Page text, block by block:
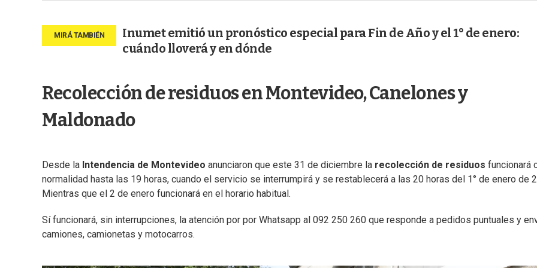
Inumet emitió un pronóstico especial para Fin de Año y el 1° de enero:
cuándo lloverá y en dónde
Recolección de residuos en Montevideo, Canelones y
Maldonado
Desde la Intendencia de Montevideo anunciaron que este 31 de diciembre la recolección de residuos funcionará
normalidad hasta las 19 horas, cuando el servicio se interrumpirá y se restablecerá a las 20 horas del 1° de enero de
Mientras que el 2 de enero funcionará en el horario habitual.
Sí funcionará, sin interrupciones, la atención por por Whatsapp al 092 250 260 que responde a pedidos puntuales y
camiones, camionetas y motocarros.